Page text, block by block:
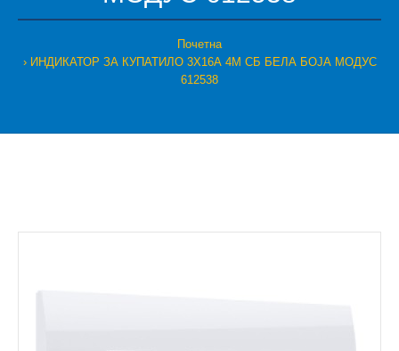
Почетна
ИНДИКАТОР ЗА КУПАТИЛО 3Х16А 4М СБ БЕЛА БОЈА МОДУС
612538